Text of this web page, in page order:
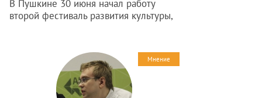
В Пушкине 30 июня начал работу
второй фестиваль развития культуры,
рамках него в Фермском парке
пройдут концерты, мастер-классы,
лекции и круглые столы, сообщил
один из организаторов Алексей
Мнение